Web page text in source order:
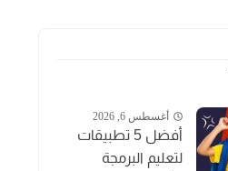
أغسطس 6, 2026
أفضل 5 تطبيقات
لتعليم البرمجة